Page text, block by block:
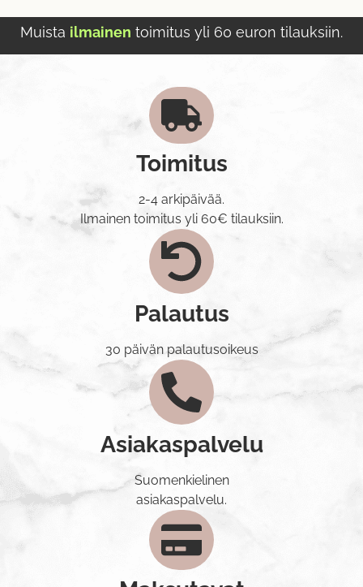
Muista ilmainen toimitus yli 60 euron tilauksiin.
Toimitus
2-4 arkipäivää.
Ilmainen toimitus yli 60€ tilauksiin.
Palautus
30 päivän palautusoikeus
Asiakaspalvelu
Suomenkielinen
asiakaspalvelu.